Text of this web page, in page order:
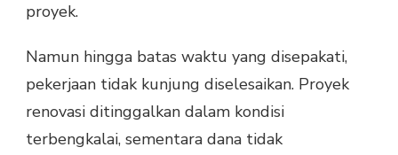
proyek.
Namun hingga batas waktu yang disepakati,
pekerjaan tidak kunjung diselesaikan. Proyek
renovasi ditinggalkan dalam kondisi
terbengkalai, sementara dana tidak